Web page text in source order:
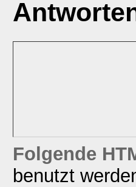
Folgende
benutzt